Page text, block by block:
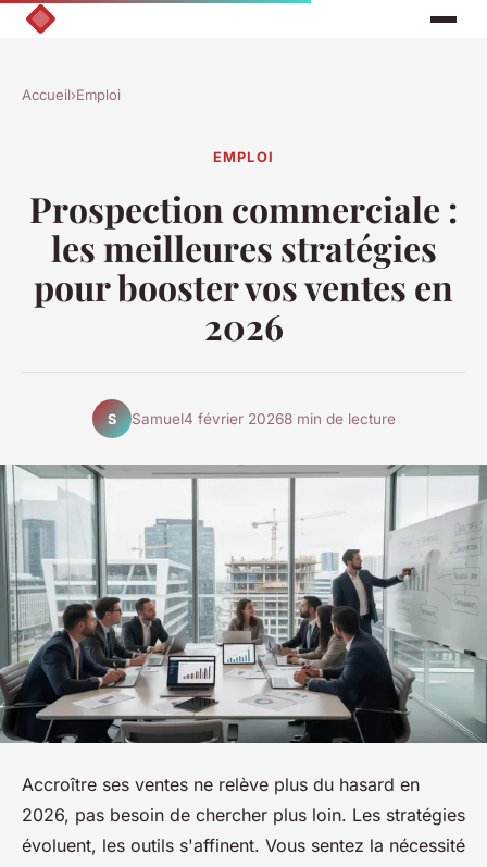
Accueil›Emploi
EMPLOI
Prospection commerciale :
les meilleures stratégies
pour booster vos ventes en
2026
S Samuel4 février 20268 min de lecture
Accroître ses ventes ne relève plus du hasard en
2026, pas besoin de chercher plus loin. Les stratégies
évoluent, les outils s'affinent. Vous sentez la nécessité